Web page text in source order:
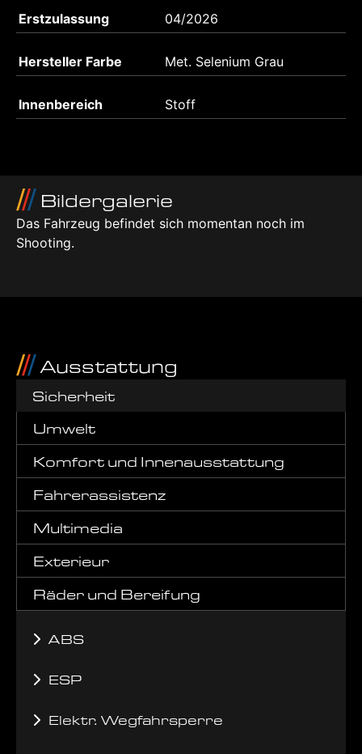
Erstzulassung 04/2026
Hersteller Farbe Met. Selenium Grau
Innenbereich Stoff
Bildergalerie
Das Fahrzeug befindet sich momentan noch im
Shooting.
Ausstattung
Sicherheit
Umwelt
Komfort und Innenausstattung
Fahrerassistenz
Multimedia
Exterieur
Räder und Bereifung
ABS
ESP
Elektr. Wegfahrsperre